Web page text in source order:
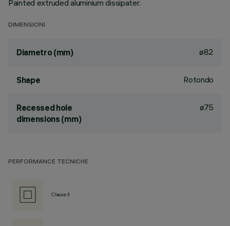
Painted extruded aluminium dissipater.
DIMENSIONI
Diametro (mm) ø82
Shape Rotondo
Recessed hole
dimensions (mm)
ø75
PERFORMANCE TECNICHE
Classe II